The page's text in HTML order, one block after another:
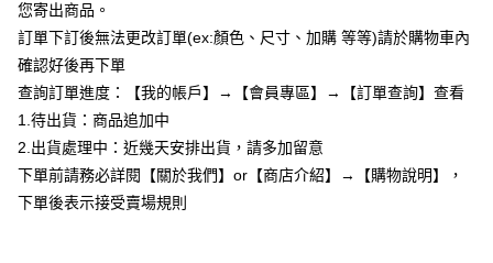
【關於「AFTEE先享後付」】
AFTEE先享後付是「在收到商品之後才付款」的支付方式。 讓您購物簡單
便利好安心！
１．簡單：不需註冊會員、不需綁卡、不需儲值。
２．便利：只要手機號碼，簡訊認證，即可結帳。
３．安心：先確認商品／服務後，再付款。
１．於結帳方式選擇「AFTEE先享後付」後，將跳轉至「AFTEE先享後付」
結帳頁面，進行簡訊認證並確認金額後，即可完成結帳。
ATM付款
運送方式
全家付款取貨
每筆NT$85，滿NT$799(含以上)免運費
付款後全家取貨
您寄出商品。
訂單下訂後無法更改訂單(ex:顏色、尺寸、加購 等等)請於購物車內
確認好後再下單
查詢訂單進度：【我的帳戶】→【會員專區】→【訂單查詢】查看
1.待出貨：商品追加中
2.出貨處理中：近幾天安排出貨，請多加留意
下單前請務必詳閱【關於我們】or【商店介紹】→【購物說明】，
下單後表示接受賣場規則